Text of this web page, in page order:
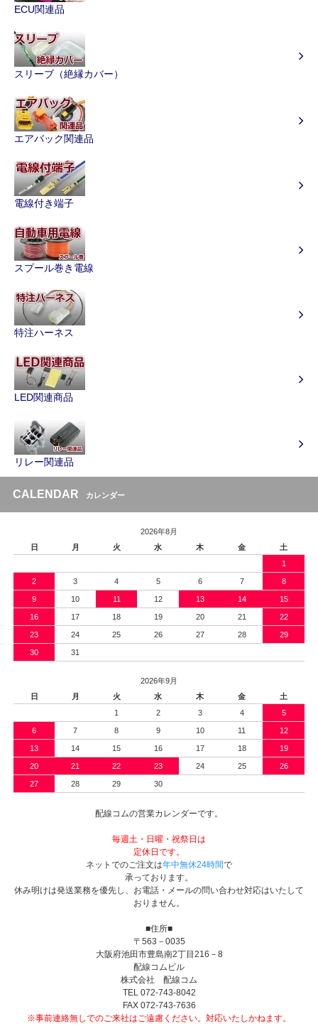
ECU関連品
スリーブ（絶縁カバー）
エアバック関連品
電線付き端子
スプール巻き電線
特注ハーネス
LED関連商品
リレー関連品
CALENDAR カレンダー
2026年8月
日
月 火 水 木 金
土
1
2 3 4 5 6 7 8
9 10 11 12 13 14 15
16 17 18 19 20 21 22
23 24 25 26 27 28 29
30 31
2026年9月
日
月 火 水 木 金
土
1
2 3 4 5
6 7 8 9 10 11 12
13 14 15 16 17 18 19
20 21 22 23 24 25 26
27 28 29 30
配線コムの営業カレンダーです。
毎週土・日曜・祝祭日は
定休日です。
ネットでのご注文は年中無休24時間で
承っております。
休み明けは発送業務を優先し、お電話・メールの問い合わせ対応はいたして
おりません。
■住所■
〒563－0035
大阪府池田市豊島南2丁目216－8
配線コムビル
株式会社 配線コム
TEL 072-743-8042
FAX 072-743-7636
※事前連絡無しでのご来社はご遠慮ください。対応いたしかねます。